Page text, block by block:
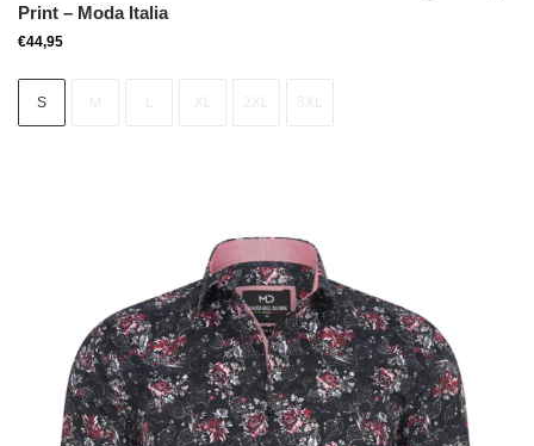
Print – Moda Italia
€44,95
S